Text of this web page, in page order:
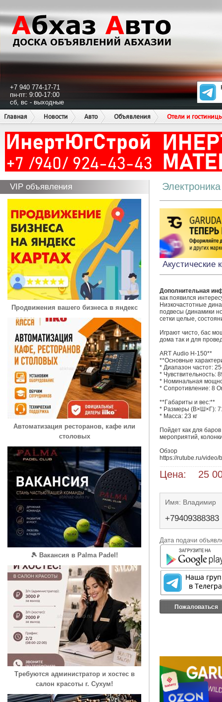
+7 940 774-17-71
пн-пт: 9:00-17:00
сб, вс - выходные
Главная
Новости Авто Объявления Отели и
VIP объявления
Продвижения вашего бизнеса в яндекс
Автоматизация ресторанов, кафе или
столовых
🎾 Вакансия в Palma Padel!
Требуются администратор и хостес в
салон красоты г. Сухум!
Электроника
Акустические
Дополнительная
как появился
Низкочастотные
подвесы (динамики
сетки целые,
Играют чисто, бас
дома так и для
АRТ Audio Н-150**
**Основные
* Диапазoн чaстот:
* Чувствитeльнocть:
* Hoминaльная
* Сoпpoтивлeние: 8
**Гaбaриты и вec:**
* Размеpы (В×Ш×Г):
* Mассa: 23 кг
Пойдет как для
мероприятий,
Обзор
https://rutube.ru/
Цена: 25
Имя: Владимир
+79409388383
Дата подачи
Пожаловаться